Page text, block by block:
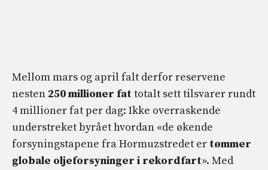
Mellom mars og april falt derfor reservene
nesten 250 millioner fattotalt sett tilsvarer rundt
4 millioner fat per dag: Ikke overraskende
understreket byrået hvordan «de økende
forsyningstapene fra Hormuzstredet er tømmer
globale oljeforsyninger i rekordfart». Med